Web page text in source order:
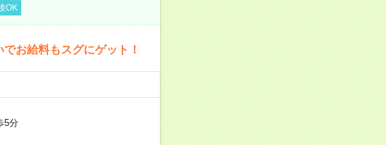
OK
お給料もスグにゲット！
5分